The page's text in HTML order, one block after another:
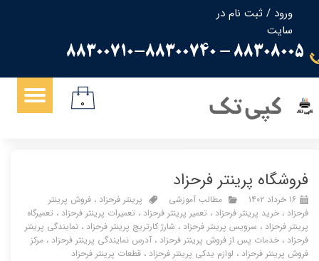
ورود / ثبت نام در
سایت
حساب کاربری من
تغییر گذر واژه
سفارشات
88308005 - 88300710-88300740
کپی تک ۰
فروشگاه پرینتر فرحزاد
۱۶ خرداد ۱۴۰۲ مطالب آموزشی پرینتر فرحزاد ، فروش پرینتر
فرحزاد ، خرید پرینتر فرحزاد ، تعمیر پرینتر فرحزاد ، تعمیرات پرینتر فرحزاد ، تعمیرگاه
پرینتر فرحزاد ، سرویس پرینتر فرحزاد ، شارژ کارتریج پرینتر فرحزاد ، نمایندگی پرینتر
فرحزاد ، خدمات پس از فروش پرینتر فرحزاد ، آدرس نمایندگی پرینتر فرحزاد ، مرکز
فروش پرینتر فرحزاد ، لوازم یدکی پرینتر فرحزاد ، قطعات پرینتر فرحزاد